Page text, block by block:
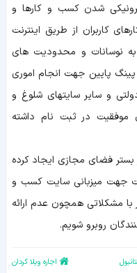
شدن کسب و کارها و
کاربران از طریق اینترنت
نوسانات و محدودیت های
پینگ پایین جهت انجام اموری
و سایر سایتهای شلوغ و
موفقیت در ثبت نام داشته
فضای مجازی ایجاد کرده
جهت میزبانی سایت کسب و
با مشکلاتی همچون عدم ارائه
روبرو شویم.
اجاره ویلا کردان